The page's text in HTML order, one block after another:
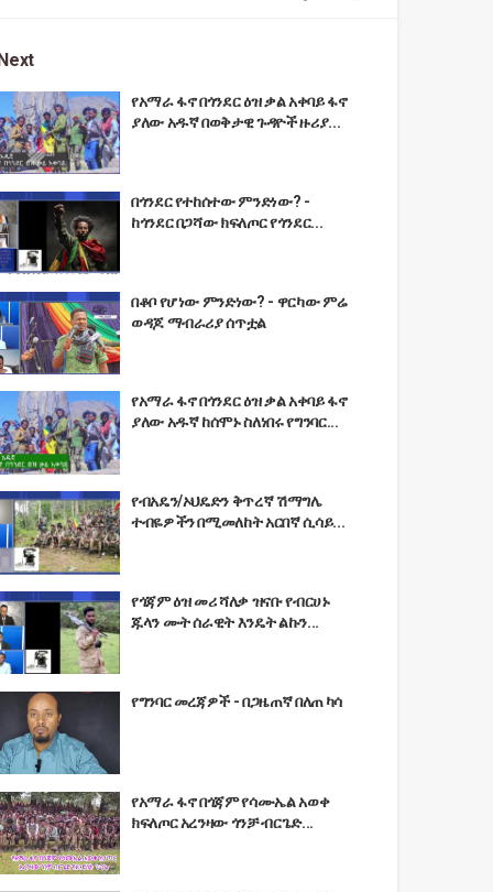
የአማራ ፋኖ በጎንደር ዕዝ ቃል አቀባይ ፋኖ
ያለው አዱኛ በወቅታዊ ጉዳዮች ዙሪያ...
በጎንደር የተከሰተው ምንድነው? -
ከጎንደር በጋሻው ክፍለጦር የጎንደር...
በቆቦ የሆነው ምንድነው? - ዋርካው ምሬ
ወዳጆ ማብራሪያ ሰጥቷል
የአማራ ፋኖ በጎንደር ዕዝ ቃል አቀባይ ፋኖ
ያለው አዱኛ ከሰሞኑ ስለነበሩ የግንባር...
የብአዴን/ኦህዴድን ቅጥረኛ ሽማግሌ
ተብዬዎችን በሚመለከት አርበኛ ሲሳይ...
የጎጃም ዕዝ መሪ ሻለቃ ዝናቡ የብርሀኑ
ጁላን ሙት ሰራዊት እንዴት ልኩን...
የግንባር መረጃዎች - በጋዜጠኛ በለጠ ካሳ
የአማራ ፋኖ በጎጃም የሳሙኤል አወቀ
ክፍለጦር አረንዛው ጎንቻ ብርጌድ...